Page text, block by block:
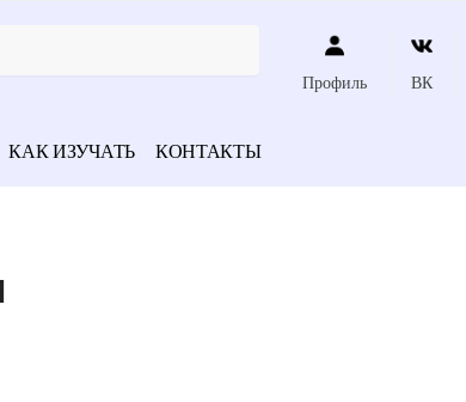
Профиль ВК
КАК ИЗУЧАТЬ КОНТАКТЫ